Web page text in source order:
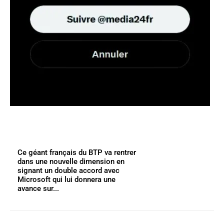
Ce géant français du BTP va rentrer
dans une nouvelle dimension en
signant un double accord avec
Microsoft qui lui donnera une
avance sur...